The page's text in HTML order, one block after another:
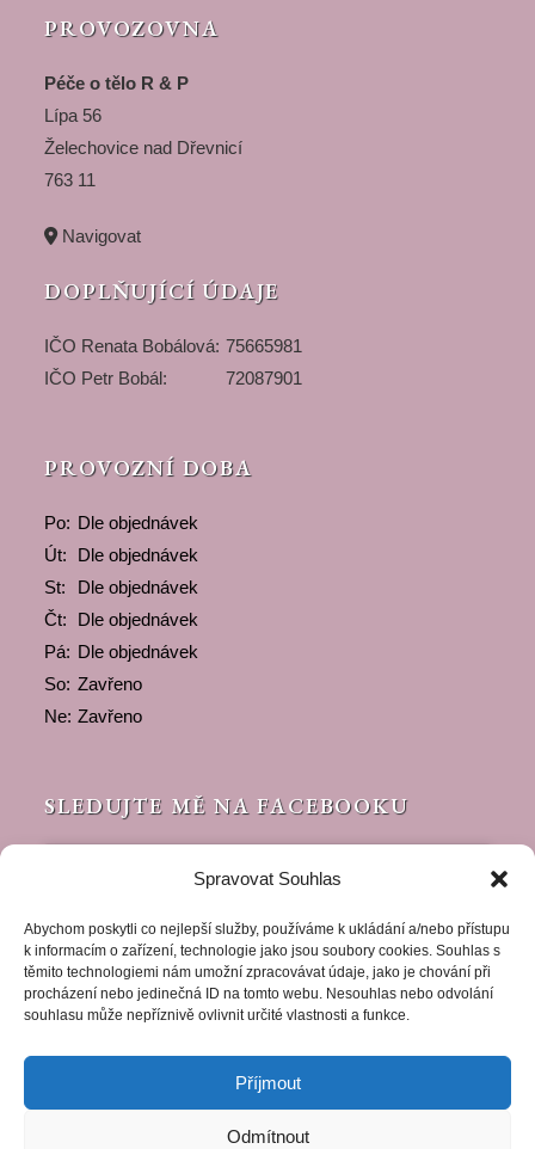
Spravovat Souhlas
Abychom poskytli co nejlepší služby, používáme k ukládání a/nebo přístupu
k informacím o zařízení, technologie jako jsou soubory cookies. Souhlas s
těmito technologiemi nám umožní zpracovávat údaje, jako je chování při
procházení nebo jedinečná ID na tomto webu. Nesouhlas nebo odvolání
souhlasu může nepříznivě ovlivnit určité vlastnosti a funkce.
Příjmout
Odmítnout
PROVOZOVNA
Péče o tělo R & P
Lípa 56
Želechovice nad Dřevnicí
763 11
Navigovat
DOPLŇUJÍCÍ ÚDAJE
IČO Renata Bobálová: 75665981
IČO Petr Bobál:
72087901
PROVOZNÍ DOBA
Po: Dle objednávek
Út:
Dle objednávek
St:
Dle objednávek
Čt:
Dle objednávek
Pá: Dle objednávek
So: Zavřeno
Ne: Zavřeno
SLEDUJTE MĚ NA FACEBOOKU
https://www.facebook.com/peceotelozlin/
Klepnutím přijměte marketingové soubory
cookie a povolte tento obsah